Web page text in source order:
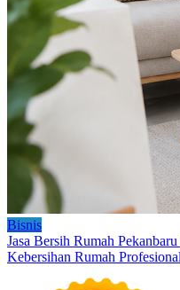
Bisnis
Jasa Bersih Rumah
Kebersihan Rumah Profesional